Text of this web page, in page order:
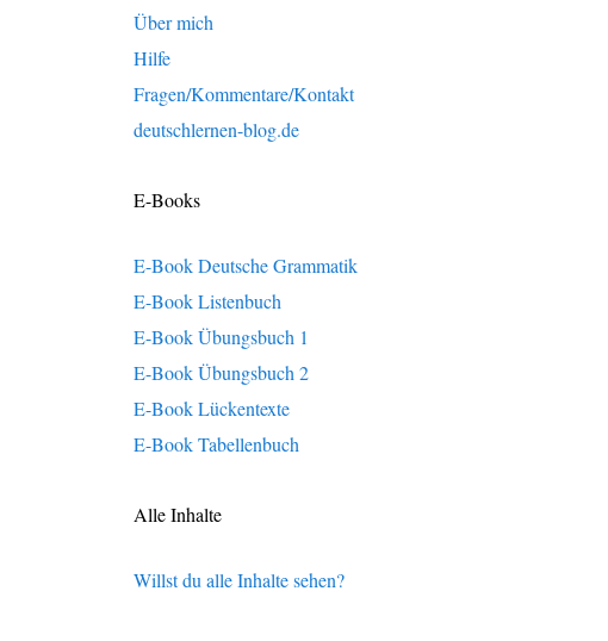
Über mich
Hilfe
Fragen/Kommentare/Kontakt
deutschlernen-blog.de
E-Books
E-Book Deutsche Grammatik
E-Book Listenbuch
E-Book Übungsbuch 1
E-Book Übungsbuch 2
E-Book Lückentexte
E-Book Tabellenbuch
Alle Inhalte
Willst du alle Inhalte sehen?